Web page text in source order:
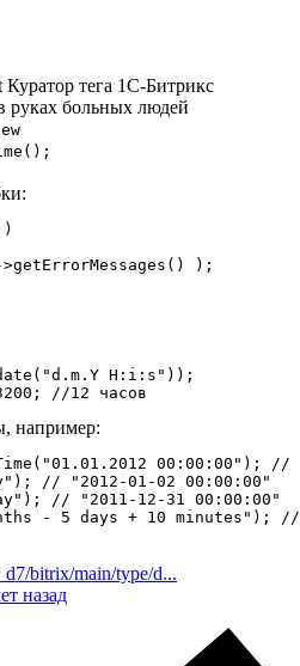
Куратор тега 1С-Битрикс
руках больных людей
H:i:s"));
//12 часов
например:
00:00:00"); //
// "2012-01-02 00:00:00"
// "2011-12-31 00:00:00"
- 5 days + 10 minutes");
bitrix/main/type/d...
назад